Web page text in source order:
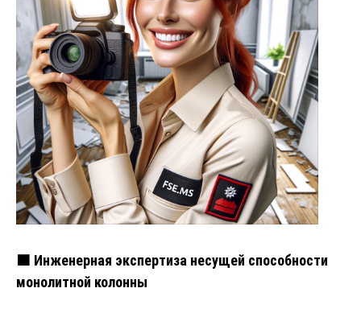
🟧 Инженерная экспертиза несущей способности
монолитной колонны